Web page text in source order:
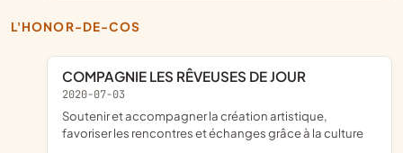
L'HONOR-DE-COS
COMPAGNIE LES RÊVEUSES DE JOUR
2020-07-03
soutenir et accompagner la création artistique,
favoriser les rencontres et échanges grâce à la culture